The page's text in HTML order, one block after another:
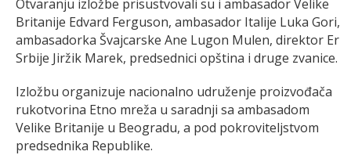
Otvaranju izložbe prisustvovali su i ambasador Velike
Britanije Edvard Ferguson, ambasador Italije Luka Gori,
ambasadorka Švajcarske Ane Lugon Mulen, direktor Er
Srbije Jiržik Marek, predsednici opština i druge zvanice.
Izložbu organizuje nacionalno udruženje proizvođača
rukotvorina Etno mreža u saradnji sa ambasadom
Velike Britanije u Beogradu, a pod pokroviteljstvom
predsednika Republike.